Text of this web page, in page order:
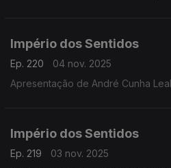
Império dos Sentidos
Ep. 220
04 nov. 2025
Apresentação de André Cunha Leal
Império dos Sentidos
Ep. 219
03 nov. 2025